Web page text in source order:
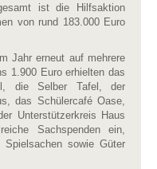
ist die Hilfsaktion
von rund 183.000 Euro
Jahr erneut auf mehrere
1.900 Euro erhielten das
die Selber Tafel, der
das Schülercafé Oase,
Unterstützerkreis Haus
Sachspenden ein,
Spielsachen sowie Güter